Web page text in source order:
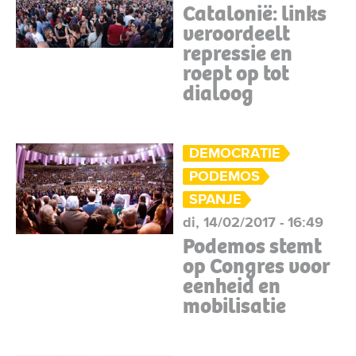
Catalonië: links
veroordeelt
repressie en
roept op tot
dialoog
DEMOCRATIE
PODEMOS
SPANJE
di, 14/02/2017 - 16:49
Podemos stemt
op Congres voor
eenheid en
mobilisatie